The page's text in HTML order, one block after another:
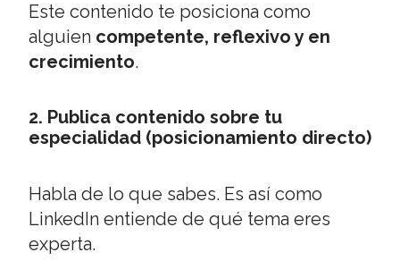
Este contenido te posiciona como
alguien competente, reflexivo y en
crecimiento.
2. Publica contenido sobre tu
especialidad (posicionamiento directo)
Habla de lo que sabes. Es así como
LinkedIn entiende de qué tema eres
experta.